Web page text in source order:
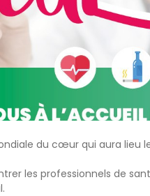
du cœur qui aura lieu
les professionnels de